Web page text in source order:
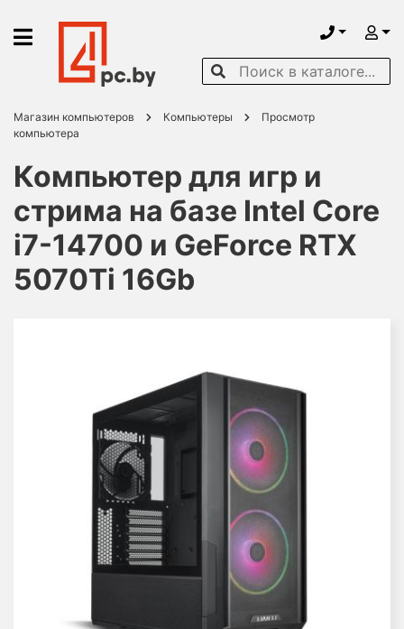
Магазин компьютеров Компьютеры
Просмотр
компьютера
Компьютер для игр и
стрима на базе Intel Core
i7-14700 и GeForce RTX
5070Ti 16Gb